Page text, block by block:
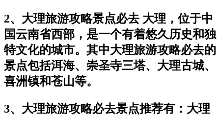
2、大理旅游攻略景点必去 大理，位于中
国云南省西部，是一个有着悠久历史和独
特文化的城市。其中大理旅游攻略必去的
景点包括洱海、崇圣寺三塔、大理古城、
喜洲镇和苍山等。
3、大理旅游攻略必去景点推荐有：大理